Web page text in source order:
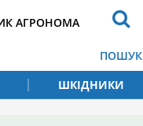
АГРОНОМА
ПОШУК
ШКІДНИКИ